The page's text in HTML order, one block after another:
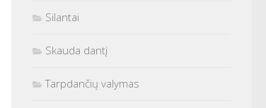
Silantai
Skauda dantį
Tarpdančių valymas